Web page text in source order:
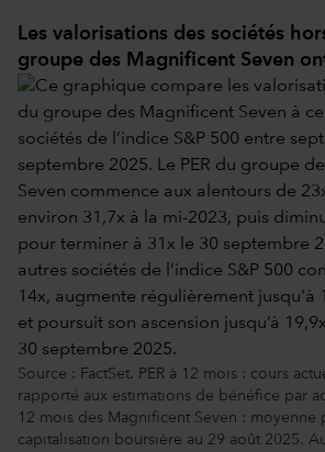
Les valorisations des sociétés
groupe des Magnificent Seven
Source : FactSet. PER à 12 mois : cours
rapporté aux estimations de bénéfice par
12 mois des Magnificent Seven : moyenne
capitalisation boursière au 29 août 2025.